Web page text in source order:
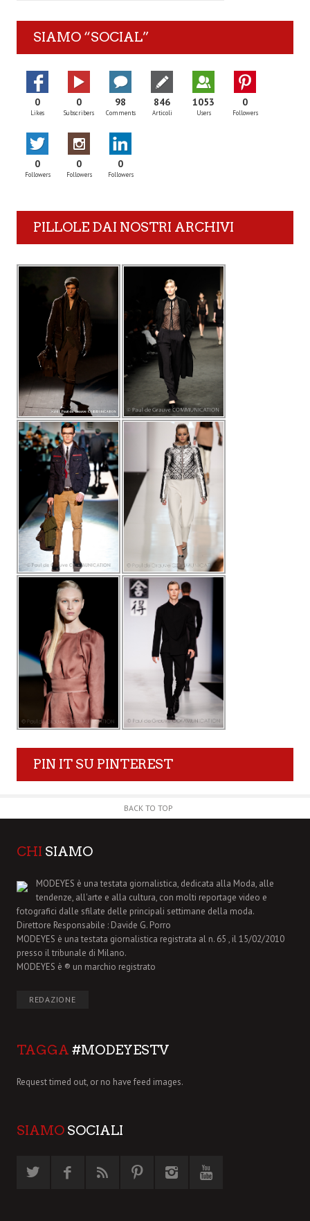
SIAMO “SOCIAL”
0
Likes
0
Subscribers
98
Comments
846
Articoli
1053
Users
0
Followers
0
Followers
0
Followers
0
Followers
PILLOLE DAI NOSTRI ARCHIVI
PIN IT SU PINTEREST
BACK TO TOP
CHI SIAMO
MODEYES è una testata giornalistica, dedicata alla Moda, alle
tendenze, all'arte e alla cultura, con molti reportage video e
fotografici dalle sfilate delle principali settimane della moda.
Direttore Responsabile : Davide G. Porro
MODEYES è una testata giornalistica registrata al n. 65 , il 15/02/2010
presso il tribunale di Milano.
MODEYES è ® un marchio registrato
REDAZIONE
TAGGA #MODEYESTV
Request timed out, or no have feed images.
SIAMO SOCIALI